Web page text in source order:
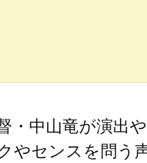
・中山竜が演出
やセンスを問う声